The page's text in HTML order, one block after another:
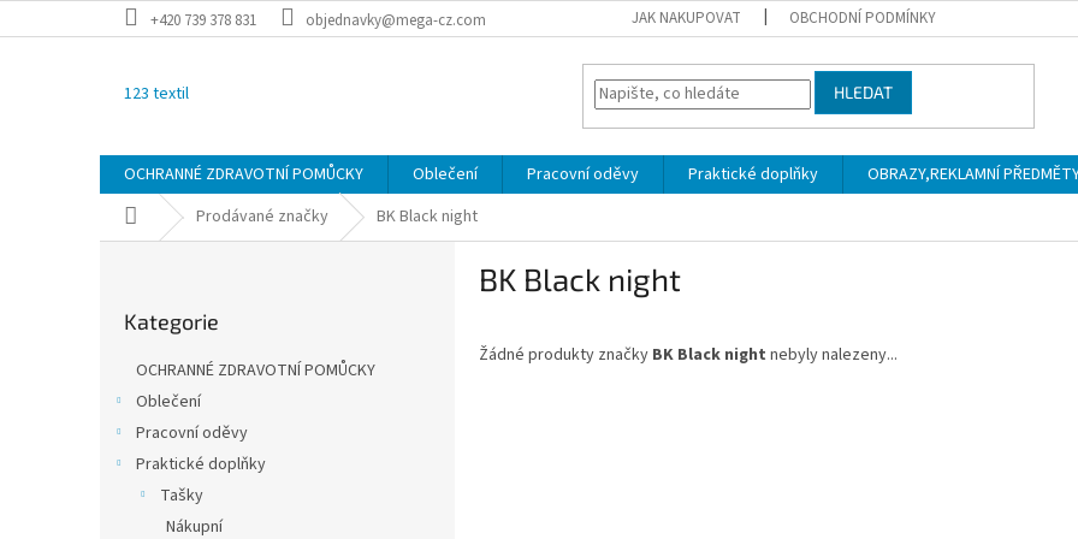
na
+420 739 378 831 objednavky@mega-cz.com JAK NAKUPOVAT OBCHODNÍ PODMÍNKY
123 textil HLEDAT
OCHRANNÉ ZDRAVOTNÍ POMŮCKY Oblečení Pracovní oděvy Praktické doplňky OBRAZY,REKLAMNÍ
Domů Prodávané značky BK Black night
kategorie
Kategorie
OCHRANNÉ ZDRAVOTNÍ POMŮCKY
Oblečení
Pracovní oděvy
Praktické doplňky
Tašky
Nákupní
BK Black night
Žádné produkty značky BK Black night nebyly nalezeny...